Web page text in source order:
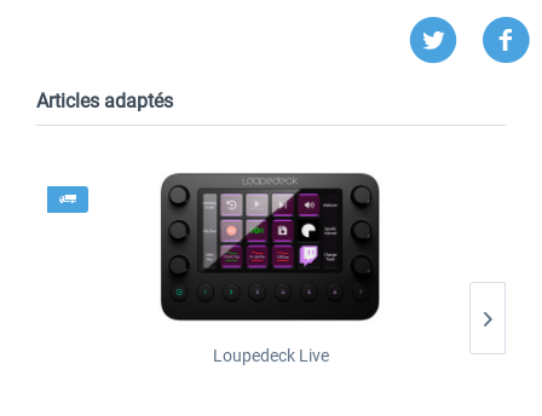
Articles adaptés
Loupedeck Live